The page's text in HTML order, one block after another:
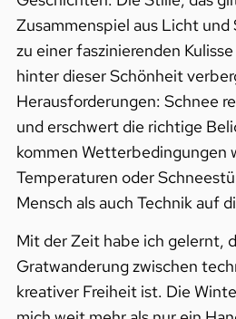
Zusammenspiel aus Licht
zu einer faszinierenden
hinter dieser Schönheit
Herausforderungen: Schnee
und erschwert die richtige
kommen Wetterbedingungen
Temperaturen oder
Mensch als auch Technik auf
Mit der Zeit habe ich gelernt,
Gratwanderung zwischen
kreativer Freiheit ist. Die